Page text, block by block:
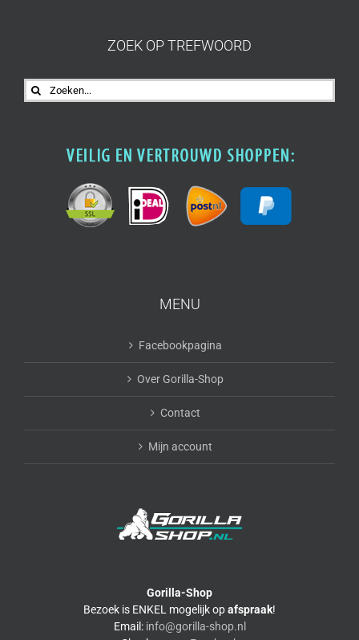
ZOEK OP TREFWOORD
Zoeken
naar:
MENU
Facebookpagina
Over Gorilla-Shop
Contact
Mijn account
Gorilla-Shop
Bezoek is ENKEL mogelijk opafspraak!
Email: info@gorilla-shop.nl